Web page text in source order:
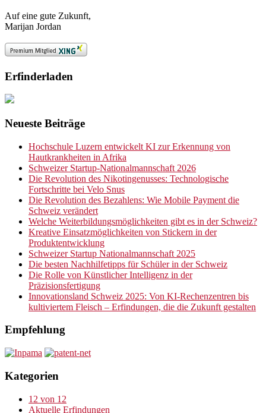
Auf eine gute Zukunft,
Marijan Jordan
Erfinderladen
Neueste Beiträge
Hochschule Luzern entwickelt KI zur Erkennung von
Hautkrankheiten in Afrika
Schweizer Startup-Nationalmannschaft 2026
Die Revolution des Nikotingenusses: Technologische
Fortschritte bei Velo Snus
Die Revolution des Bezahlens: Wie Mobile Payment die
Schweiz verändert
Welche Weiterbildungsmöglichkeiten gibt es in der Schweiz?
Kreative Einsatzmöglichkeiten von Stickern in der
Produktentwicklung
Schweizer Startup Nationalmannschaft 2025
Die besten Nachhilfetipps für Schüler in der Schweiz
Die Rolle von Künstlicher Intelligenz in der
Präzisionsfertigung
Innovationsland Schweiz 2025: Von KI-Rechenzentren bis
kultiviertem Fleisch – Erfindungen, die die Zukunft gestalten
Empfehlung
Kategorien
12 von 12
Aktuelle Erfindungen